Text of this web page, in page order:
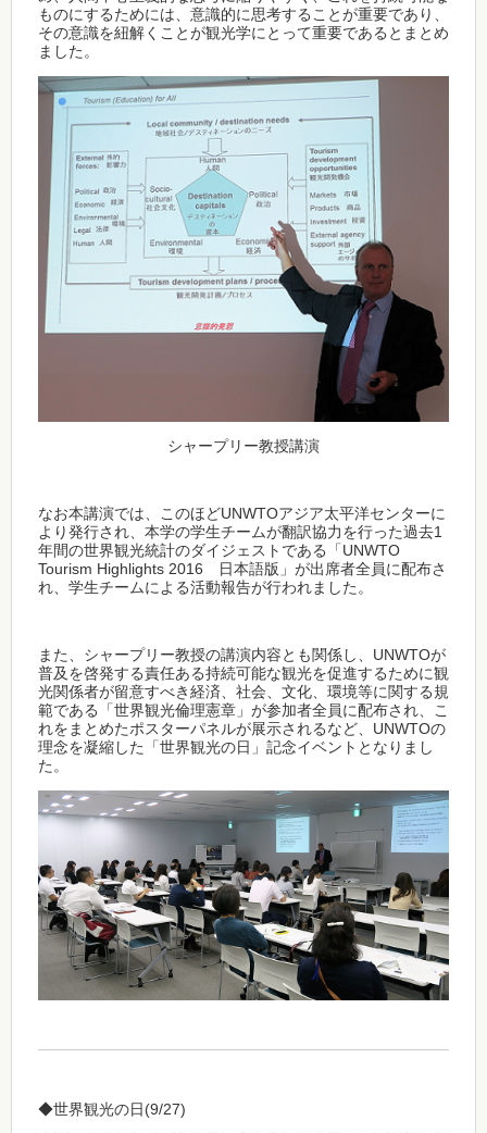
ものにするためには、意識的に思考することが重要であり、
その意識を紐解くことが観光学にとって重要であるとまとめ
ました。
シャープリー教授講演
なお本講演では、このほどUNWTOアジア太平洋センターに
より発行され、本学の学生チームが翻訳協力を行った過去1
年間の世界観光統計のダイジェストである「UNWTO
Tourism Highlights 2016 日本語版」が出席者全員に配布さ
れ、学生チームによる活動報告が行われました。
また、シャープリー教授の講演内容とも関係し、UNWTOが
普及を啓発する責任ある持続可能な観光を促進するために観
光関係者が留意すべき経済、社会、文化、環境等に関する規
範である「世界観光倫理憲章」が参加者全員に配布され、こ
れをまとめたポスターパネルが展示されるなど、UNWTOの
理念を凝縮した「世界観光の日」記念イベントとなりまし
た。
◆世界観光の日(9/27)